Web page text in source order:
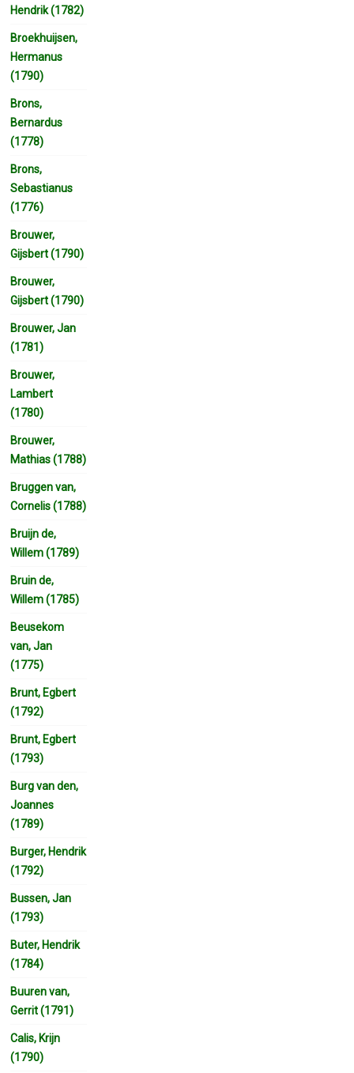
Hendrik (1782)
Broekhuijsen,
Hermanus
(1790)
Brons,
Bernardus
(1778)
Brons,
Sebastianus
(1776)
Brouwer,
Gijsbert (1790)
Brouwer,
Gijsbert (1790)
Brouwer, Jan
(1781)
Brouwer,
Lambert
(1780)
Brouwer,
Mathias (1788)
Bruggen van,
Cornelis (1788)
Bruijn de,
Willem (1789)
Bruin de,
Willem (1785)
Beusekom
van, Jan
(1775)
Brunt, Egbert
(1792)
Brunt, Egbert
(1793)
Burg van den,
Joannes
(1789)
Burger, Hendrik
(1792)
Bussen, Jan
(1793)
Buter, Hendrik
(1784)
Buuren van,
Gerrit (1791)
Calis, Krijn
(1790)